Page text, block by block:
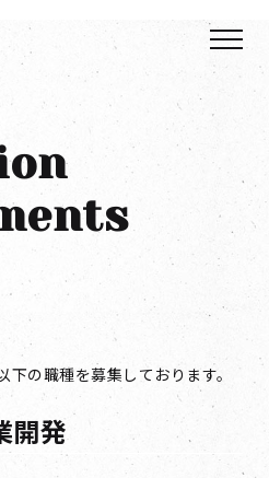
の職種を募集しております。
開発